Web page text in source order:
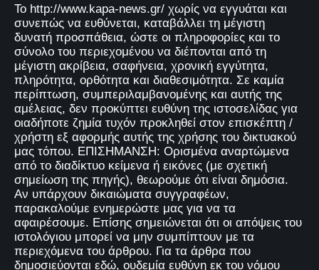
Το http://www.kapa-news.gr/ χωρίς να εγγυάται και
συνεπώς να ευθύνεται, καταβάλλει τη μέγιστη
δυνατή προσπάθεια, ώστε οι πληροφορίες και το
σύνολο του περιεχομένου να διέπονται από τη
μέγιστη ακρίβεια, σαφήνεια, χρονική εγγύτητα,
πληρότητα, ορθότητα και διαθεσιμότητα. Σε καμία
περίπτωση, συμπεριλαμβανομένης και αυτής της
αμέλειας, δεν προκύπτει ευθύνη της ιστοσελίδας για
οιαδήποτε ζημία τυχόν προκληθεί στον επισκέπτη /
χρήστη εξ αφορμής αυτής της χρήσης του δικτυακού
μας τόπου. ΕΠΙΣΗΜΑΝΣΗ: Ορισμένα αναρτώμενα
από το διαδίκτυο κείμενα ή εικόνες (με σχετική
σημείωση της πηγής), θεωρούμε ότι είναι δημόσια.
Αν υπάρχουν δικαιώματα συγγραφέων,
παρακαλούμε ενημερώστε μας για να τα
αφαιρέσουμε. Επίσης σημειώνεται ότι οι απόψεις του
ιστολόγιου μπορεί να μην συμπίπτουν με τα
περιεχόμενα του άρθρου. Για τα άρθρα που
δημοσιεύονται εδώ, ουδεμία ευθύνη εκ του νόμου